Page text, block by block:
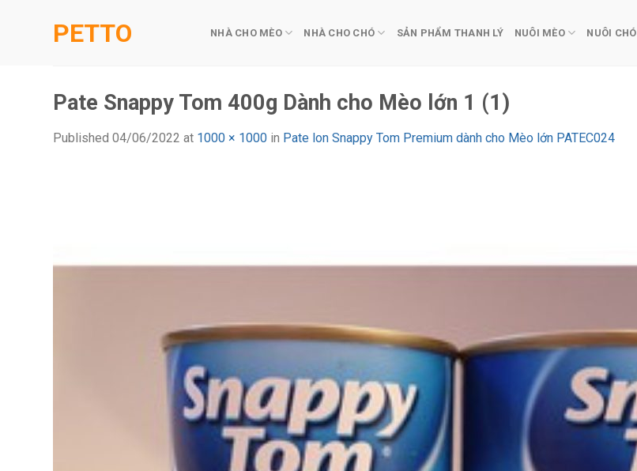
PETTO NHÀ CHO MÈO NHÀ CHO CHÓ SẢN PHẨM THANH LÝ NUÔI MÈO NUÔI CHÓ
Pate Snappy Tom 400g Dành cho Mèo lớn 1 (1)
Published 04/06/2022 at 1000 × 1000 in Pate lon Snappy Tom Premium dành cho Mèo lớn PATEC024